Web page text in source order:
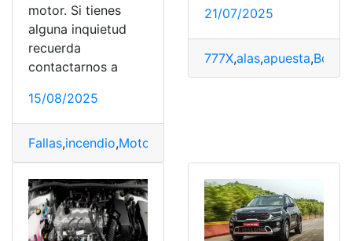
motor. Si tienes
alguna inquietud
recuerda
contactarnos a
15/08/2025
Fallas,incendio,Motor
21/07/2025
777X,alas,apuesta,